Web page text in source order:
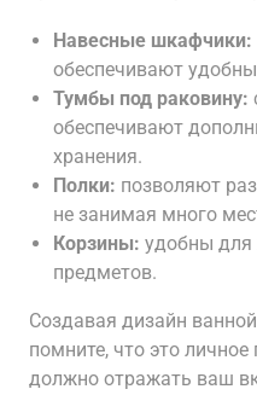
Навесные шкафчики:
обеспечивают
Тумбы под раковину:
обеспечивают
хранения.
Полки: позволяют
не занимая много
Корзины: удобны для
предметов.
Создавая дизайн
помните, что это личное
должно отражать ваш